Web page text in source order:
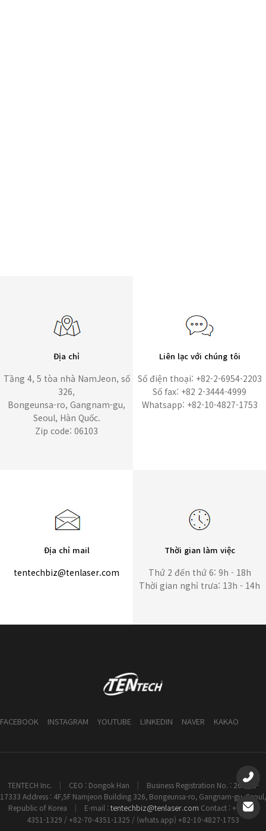
Địa chỉ
Tầng 4, 5 tòa nhà NamJeon, số
326,
Bongeunsa-ro, Gangnam-gu,
Seoul, Hàn Quốc.
Zip code: 06103
Liên lạc với chúng tôi
Số điện thoại: +82-2-6954-2203
Số fax: +82 2-3444-4999
Whatsapp: +82-10-4827-1753
Địa chỉ mail
tentechbiz@tenlaser.com
Thời gian làm việc
Thứ 2 đến thứ 6: 9h - 18h
Thời gian nghỉ trưa: 13h - 14h
FACEBOOK INSTAGRAM YOUTUBE LINKEDIN NAVER KAKAO
TENTECH Inc. | CEO : Dongok Han |
Business Registration No. : 261-81-
17333 Address : 4F,5F Namjeon Building 326, Bongeunsa-ro, Gangnam-gu, Seoul,
Republic of Korea
| E-mail :tentechbiz@tenlaser.com Contact : +82-70-
4351-1329 / +82-70-4351-1325 / (whats app) +82-10-4827-1753